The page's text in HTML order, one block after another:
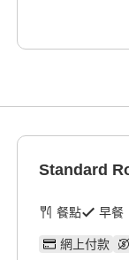
Standard
餐點 早餐
網上付款